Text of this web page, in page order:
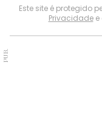
Este site é protegido
Privacidadee
PUB.